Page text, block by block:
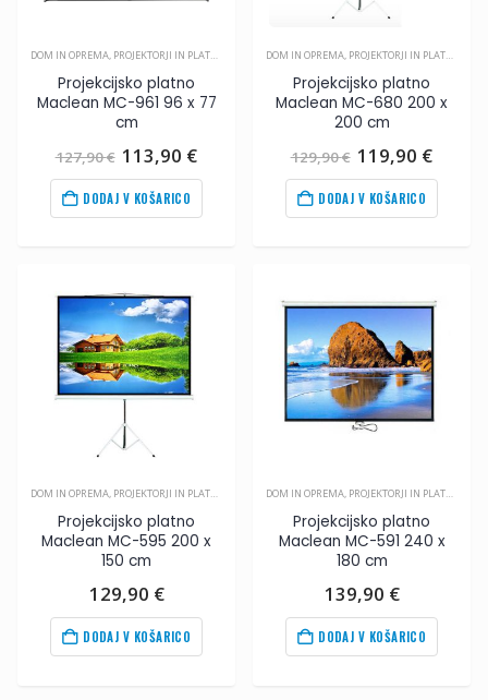
DOM IN OPREMA, PROJEKTORJI IN PLATNA
Projekcijsko platno
Maclean MC-961 96 x 77
cm
127,90€ Izvirna
cena
je
bila:
127,90€.
113,90 €Trenutna
je:
DODAJ V KOŠARICO
DOM IN OPREMA, PROJEKTORJI IN PLATNA
Projekcijsko platno
Maclean MC-680 200 x
200 cm
129,90€ Izvirna
cena
je
bila:
129,90€.
119,90 €
je:
DODAJ V KOŠARICO
DOM IN OPREMA, PROJEKTORJI IN PLATNA
Projekcijsko platno
Maclean MC-595 200 x
150 cm
129,90 €
DODAJ V KOŠARICO
DOM IN OPREMA, PROJEKTORJI IN PLATNA
Projekcijsko platno
Maclean MC-591 240 x
180 cm
139,90 €
DODAJ V KOŠARICO